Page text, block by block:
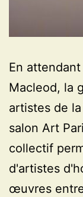
En
Macleod, la
artistes de
salon Art
collectif
d'artistes
œuvres